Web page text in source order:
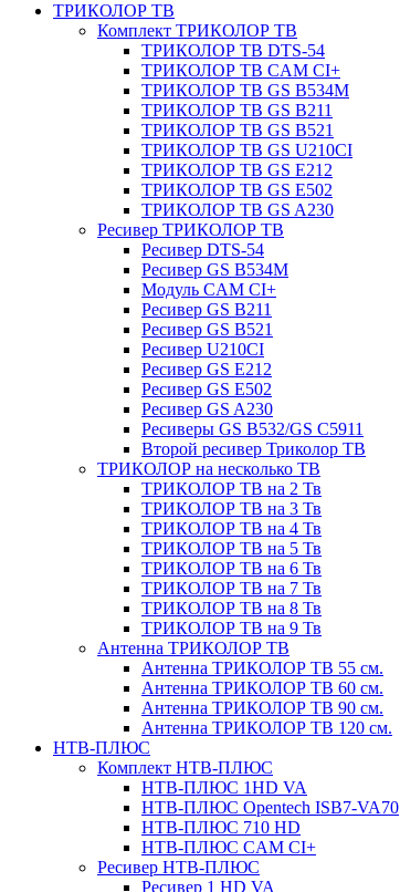
ТРИКОЛОР ТВ
Комплект ТРИКОЛОР ТВ
ТРИКОЛОР ТВ DTS-54
ТРИКОЛОР ТВ CAM CI+
ТРИКОЛОР ТВ GS B534M
ТРИКОЛОР ТВ GS B211
ТРИКОЛОР ТВ GS B521
ТРИКОЛОР ТВ GS U210CI
ТРИКОЛОР ТВ GS E212
ТРИКОЛОР ТВ GS E502
ТРИКОЛОР ТВ GS A230
Ресивер ТРИКОЛОР ТВ
Ресивер DTS-54
Ресивер GS B534M
Модуль CAM CI+
Ресивер GS B211
Ресивер GS B521
Ресивер U210CI
Ресивер GS E212
Ресивер GS E502
Ресивер GS A230
Ресиверы GS B532/GS C5911
Второй ресивер Триколор ТВ
ТРИКОЛОР на несколько ТВ
ТРИКОЛОР ТВ на 2 Тв
ТРИКОЛОР ТВ на 3 Тв
ТРИКОЛОР ТВ на 4 Тв
ТРИКОЛОР ТВ на 5 Тв
ТРИКОЛОР ТВ на 6 Тв
ТРИКОЛОР ТВ на 7 Тв
ТРИКОЛОР ТВ на 8 Тв
ТРИКОЛОР ТВ на 9 Тв
Антенна ТРИКОЛОР ТВ
Антенна ТРИКОЛОР ТВ 55 см.
Антенна ТРИКОЛОР ТВ 60 см.
Антенна ТРИКОЛОР ТВ 90 см.
Антенна ТРИКОЛОР ТВ 120 см.
НТВ-ПЛЮС
Комплект НТВ-ПЛЮС
НТВ-ПЛЮС 1HD VA
НТВ-ПЛЮС Opentech ISB7-VA70
НТВ-ПЛЮС 710 HD
НТВ-ПЛЮС CAM CI+
Ресивер НТВ-ПЛЮС
Ресивер 1 HD VA